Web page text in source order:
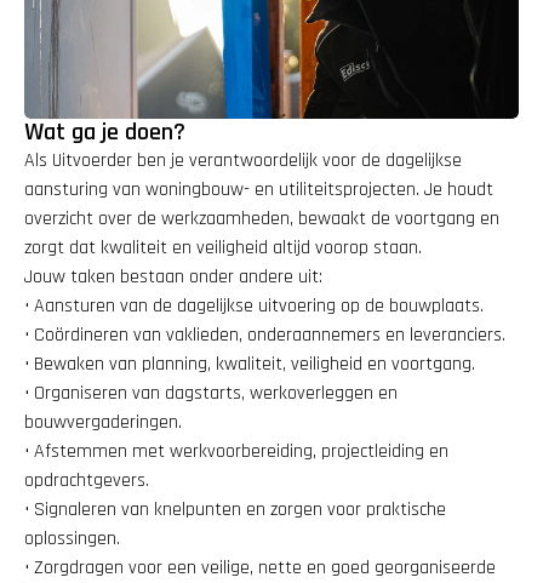
Wat ga je doen?
Als Uitvoerder ben je verantwoordelijk voor de dagelijkse
aansturing van woningbouw- en utiliteitsprojecten. Je houdt
overzicht over de werkzaamheden, bewaakt de voortgang en
zorgt dat kwaliteit en veiligheid altijd voorop staan.
Jouw taken bestaan onder andere uit:
• Aansturen van de dagelijkse uitvoering op de bouwplaats.
• Coördineren van vaklieden, onderaannemers en leveranciers.
• Bewaken van planning, kwaliteit, veiligheid en voortgang.
• Organiseren van dagstarts, werkoverleggen en
bouwvergaderingen.
• Afstemmen met werkvoorbereiding, projectleiding en
opdrachtgevers.
• Signaleren van knelpunten en zorgen voor praktische
oplossingen.
• Zorgdragen voor een veilige, nette en goed georganiseerde